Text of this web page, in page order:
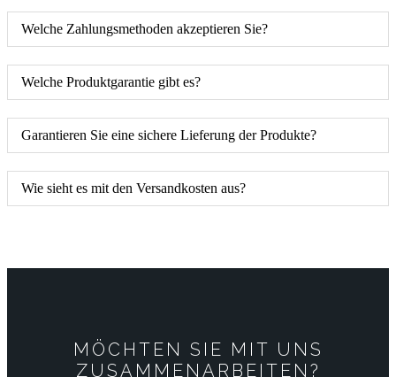
Welche Zahlungsmethoden akzeptieren Sie?
Welche Produktgarantie gibt es?
Garantieren Sie eine sichere Lieferung der Produkte?
Wie sieht es mit den Versandkosten aus?
MÖCHTEN SIE MIT UNS
ZUSAMMENARBEITEN?